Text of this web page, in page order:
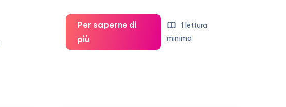
Per saperne di
piùSelvaggia
Lucarelli
1 lettura
minima